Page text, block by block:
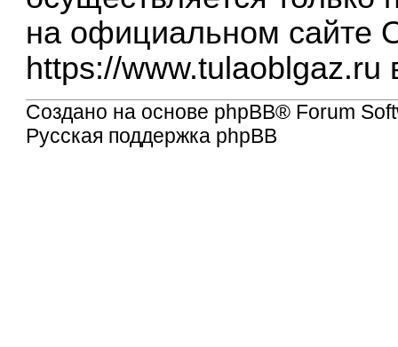
на официальном сайте
https://www.tulaoblgaz.ru
Создано на основе phpBB® Forum
Русская поддержка phpBB